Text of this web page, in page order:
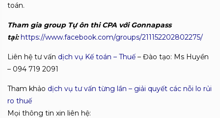
toán.
Tham gia group Tự ôn thi CPA với Gonnapass
tại:https://www.facebook.com/groups/211152202802275/
Liên hệ tư vấn dịch vụ Kế toán – Thuế – Đào tạo: Ms Huyền
– 094 719 2091
Tham khảo dịch vụ tư vấn từng lần – giải quyết các nỗi lo rủi
ro thuế
Mọi thông tin xin liên hệ: